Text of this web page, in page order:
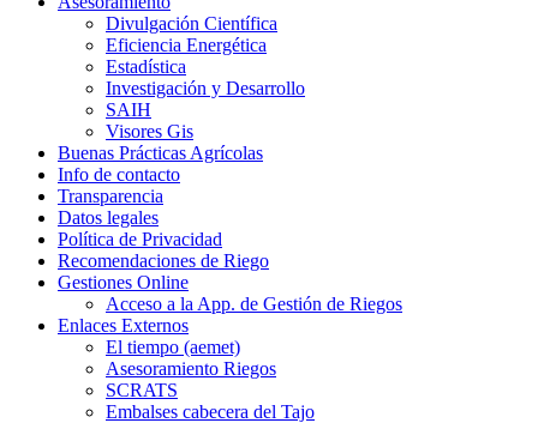
Divulgación Científica
Eficiencia Energética
Estadística
Investigación y Desarrollo
SAIH
Visores Gis
Buenas Prácticas Agrícolas
Info de contacto
Transparencia
Datos legales
Política de Privacidad
Recomendaciones de Riego
Gestiones Online
Acceso a la App. de Gestión de Riegos
Enlaces Externos
El tiempo (aemet)
Asesoramiento Riegos
SCRATS
Embalses cabecera del Tajo